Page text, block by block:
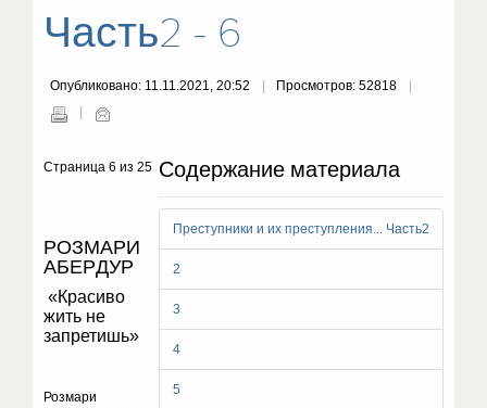
Часть2 - 6
Опубликовано: 11.11.2021, 20:52 Просмотров: 52818
Содержание материала
Преступники и их преступления... Часть2
2
3
4
5
Страница 6 из 25
POЗMAPИ
AБEPДУP
«Красиво
жить не
запретишь»
Розмари